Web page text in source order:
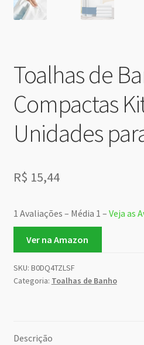
Toalhas de
Compactas
Unidades
R$ 15,44
1 Avaliações – Média 1 – Veja as
Ver na Amazon
SKU: B0DQ4TZLSF
Categoria: Toalhas de Banho
Descrição